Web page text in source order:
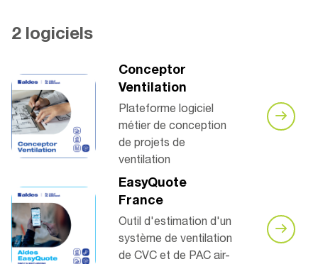
2 logiciels
Conceptor
Ventilation
Plateforme logiciel
métier de conception
de projets de
ventilation
EasyQuote
France
Outil d'estimation d'un
système de ventilation
de CVC et de PAC air-